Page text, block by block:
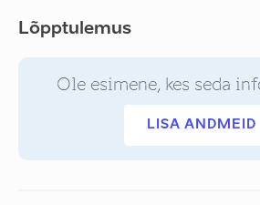
Lõpptulemus
Ole esimene, kes seda
LISA ANDMEID